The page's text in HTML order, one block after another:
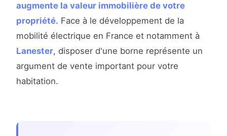
augmente la valeur immobilière de votre
propriété. Face à le développement de la
mobilité électrique en France et notamment à
Lanester, disposer d'une borne représente un
argument de vente important pour votre
habitation.